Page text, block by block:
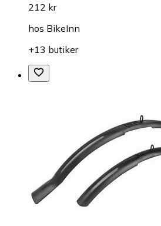
212 kr
hos BikeInn
+13 butiker